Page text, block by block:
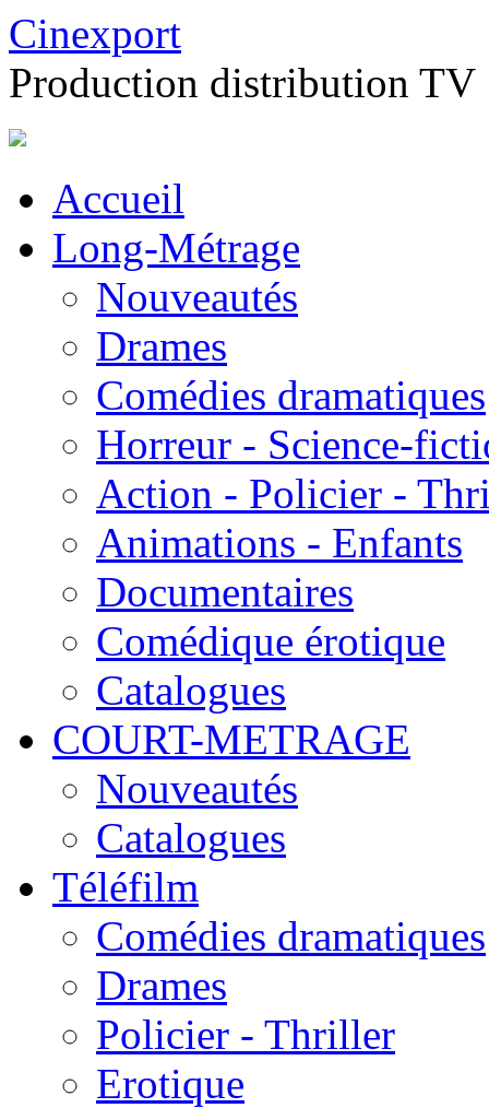
Cinexport
Production distribution TV
Accueil
Long-Métrage
Nouveautés
Drames
Comédies dramatiques
Horreur - Science-
Action - Policier -
Animations - Enfants
Documentaires
Comédique érotique
Catalogues
COURT-METRAGE
Nouveautés
Catalogues
Téléfilm
Comédies dramatiques
Drames
Policier - Thriller
Erotique